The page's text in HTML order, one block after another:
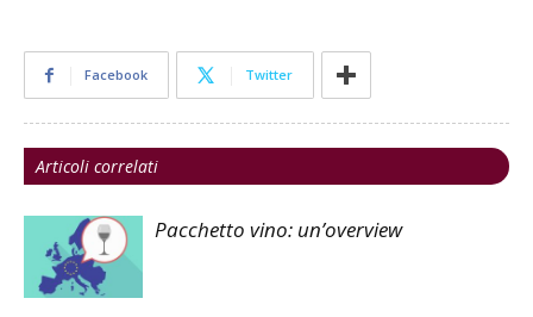
Facebook Twitter
Articoli correlati
Pacchetto vino: un’overview